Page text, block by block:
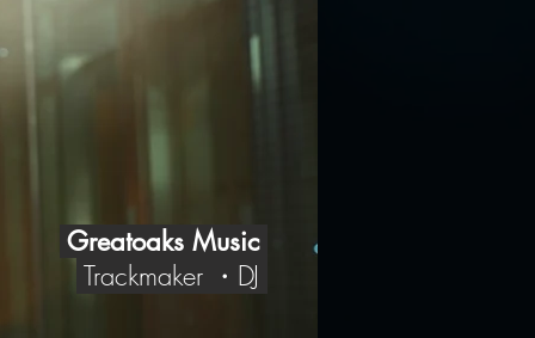
​ Greatoaks Music
Trackmaker ・DJ